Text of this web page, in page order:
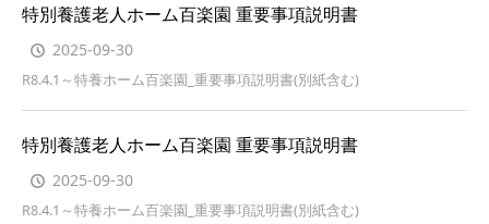
特別養護老人ホーム百楽園 重要事項説明書
2025-09-30
R8.4.1～特養ホーム百楽園_重要事項説明書(別紙含む)
特別養護老人ホーム百楽園 重要事項説明書
2025-09-30
R8.4.1～特養ホーム百楽園_重要事項説明書(別紙含む)